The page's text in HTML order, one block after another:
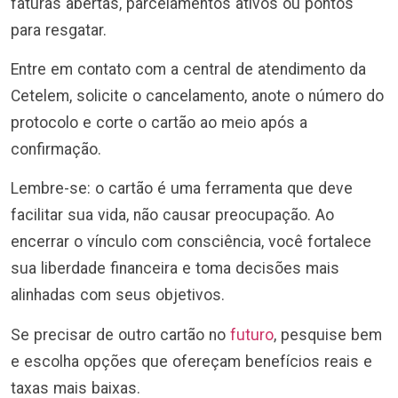
para resgatar.
Entre em contato com a central de atendimento da
Cetelem, solicite o cancelamento, anote o número do
protocolo e corte o cartão ao meio após a
confirmação.
Lembre-se: o cartão é uma ferramenta que deve
facilitar sua vida, não causar preocupação. Ao
encerrar o vínculo com consciência, você fortalece
sua liberdade financeira e toma decisões mais
alinhadas com seus objetivos.
Se precisar de outro cartão no futuro, pesquise bem
e escolha opções que ofereçam benefícios reais e
taxas mais baixas.